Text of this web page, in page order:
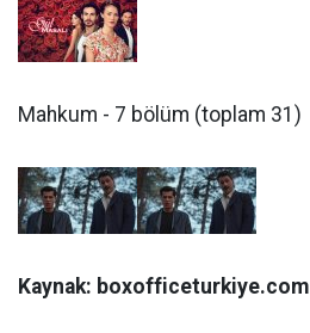
Mahkum - 7 bölüm (toplam 31)
Kaynak: boxofficeturkiye.com